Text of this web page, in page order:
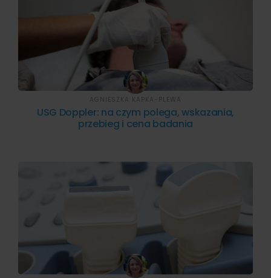
USG Doppler: na czym polega, wskazania,
przebieg i cena badania
AGNIESZKA KAPKA-PLEWA